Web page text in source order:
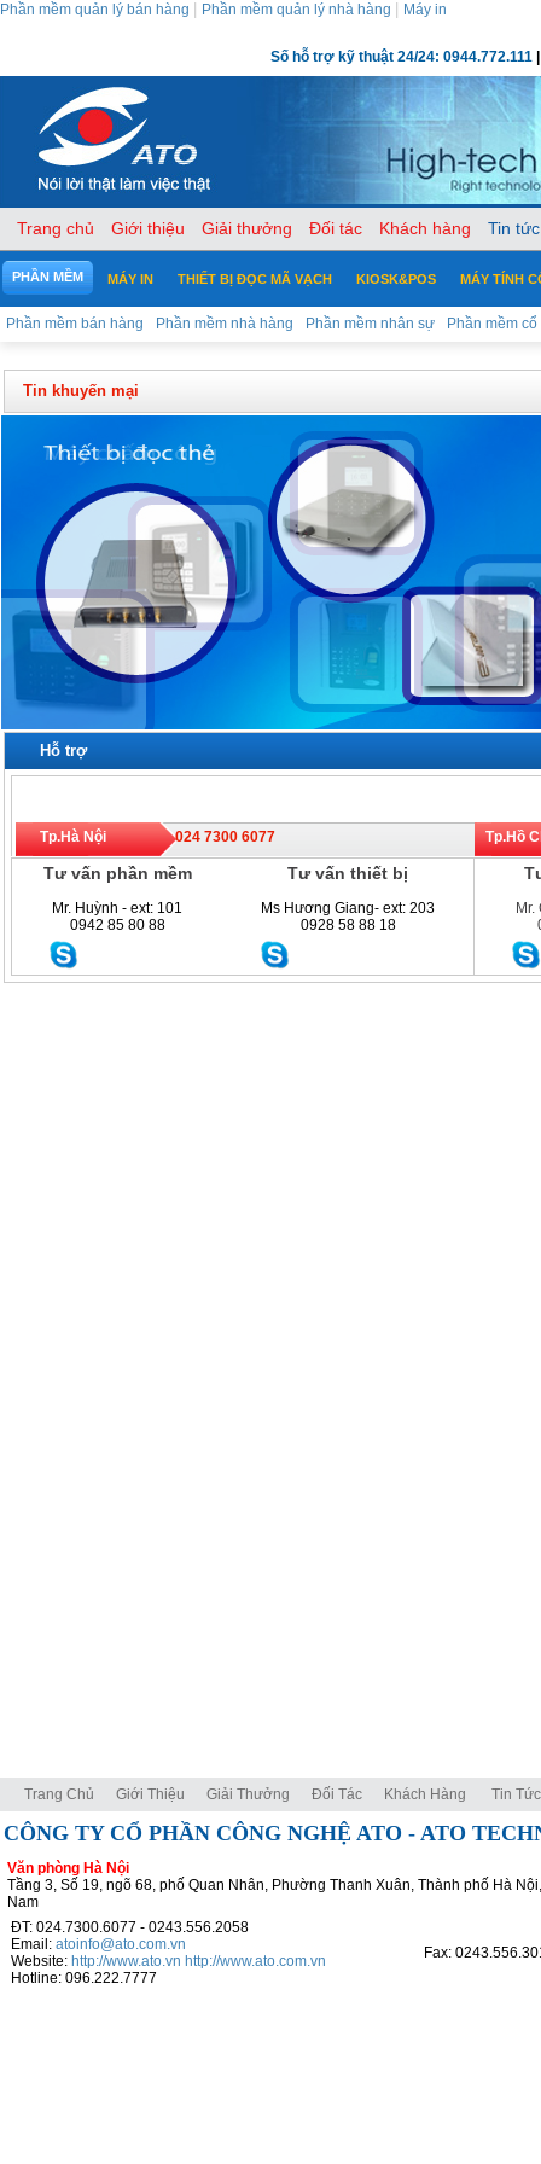
Phần mềm quản lý bán hàng Phần mềm quản lý nhà hàng Máy in
Số hỗ trợ kỹ thuật 24/24: 0944.772.111
Trang chủ Giới thiệu Giải thưởng Đối tác Khách hàng Tin tức
PHẦN MỀM
Phần mềm bán hàng Phần mềm nhà hàng Phần mềm nhân sự Phần mềm
MÁY IN THIẾT BỊ ĐỌC MÃ VẠCH KIOSK&POS MÁY TÍNH
Tin khuyến mại
Hỗ trợ
Tp.Hà Nội 024 7300 6077 Tp.Hồ
Tư vấn phần mềm Tư vấn thiết bị
Mr. Huỳnh - ext: 101
0942 85 80 88
Ms Hương Giang- ext: 203
0928 58 88 18
Trang Chủ Giới Thiệu Giải Thưởng Đối Tác Khách Hàng Tin Tức
CÔNG TY CỔ PHẦN CÔNG NGHỆ ATO - ATO
Văn phòng Hà Nội
Tầng 3, Số 19, ngõ 68, phố Quan Nhân, Phường Thanh Xuân, Thành phố Hà
Nam
ĐT: 024.7300.6077 - 0243.556.2058
Email: atoinfo@ato.com.vn
Website: http://www.ato.vn http://www.ato.com.vn
Hotline: 096.222.7777
Fax: